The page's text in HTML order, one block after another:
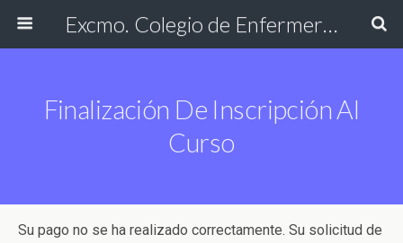
Excmo. Colegio de Enfermería de Cádiz
Finalización De Inscripción Al
Curso
Su pago no se ha realizado correctamente. Su solicitud de